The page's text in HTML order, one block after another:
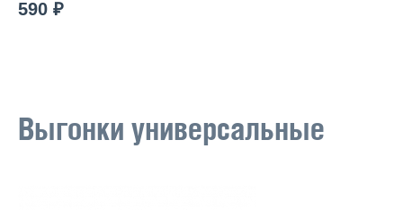
590 ₽
Выгонки универсальные